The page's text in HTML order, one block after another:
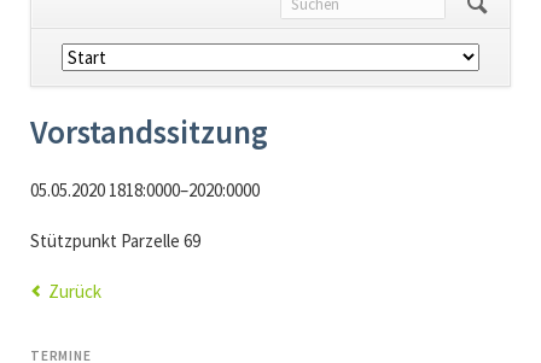
Navigation
überspringen
Vorstandssitzung
05.05.2020 1818:0000–2020:0000
Stützpunkt Parzelle 69
Zurück
TERMINE